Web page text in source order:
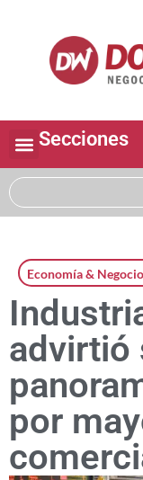
Secciones
Economía &
advirtió
por